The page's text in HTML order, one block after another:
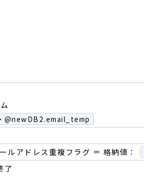
@newDB2.email_temp
ルアドレス重複フラグ ＝ 格納値：
了